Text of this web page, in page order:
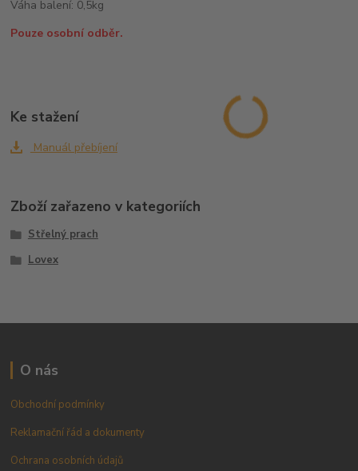
Váha balení: 0,5kg
Pouze osobní odběr.
Ke stažení
Manuál přebíjení
Zboží zařazeno v kategoriích
Střelný prach
Lovex
O nás
Obchodní podmínky
Reklamační řád a dokumenty
Ochrana osobních údajů